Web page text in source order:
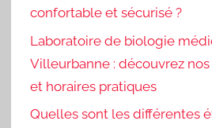
confortable et sécurisé ?
Laboratoire de biologie
Villeurbanne : découvrez
et horaires pratiques
Quelles sont les différentes